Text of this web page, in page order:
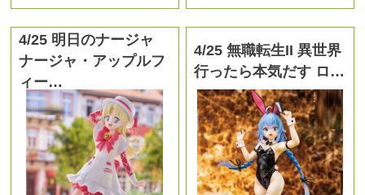
4/25 明日のナージャ
ナージャ・アップルフ
ィー…
4/25 無職転生II 異世界
行ったら本気だす ロ…